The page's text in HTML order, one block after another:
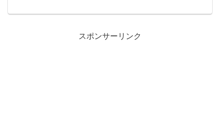
スポンサーリンク